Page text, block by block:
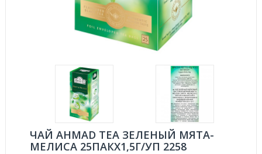
ЧАЙ AHMAD TEA ЗЕЛЕНЫЙ МЯТА-
МЕЛИСА 25ПАКX1,5Г/УП 2258